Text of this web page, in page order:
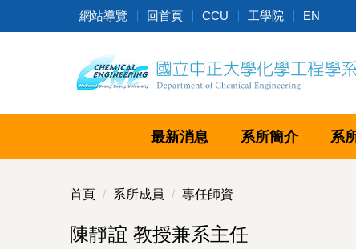
到
網站導覽 回首頁 CCU 工學院 EN
最新消息 系所簡介 系
首頁 系所成員 專任師資
陳靜誼 教授兼系主任